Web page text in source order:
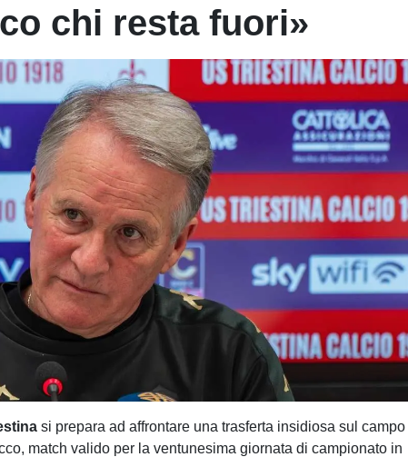
chi resta fuori»
si prepara ad affrontare una trasferta insidiosa sul campo
match valido per la ventunesima giornata di campionato in